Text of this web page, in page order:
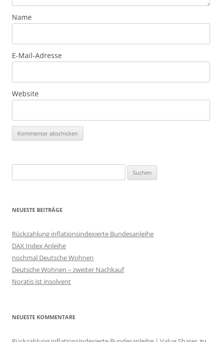
Name
E-Mail-Adresse
Website
nach:
NEUESTE BEITRÄGE
Rückzahlung inflationsindexierte Bundesanleihe
DAX Index Anleihe
nochmal Deutsche Wohnen
Deutsche Wohnen – zweiter Nachkauf
Noratis ist insolvent
NEUESTE KOMMENTARE